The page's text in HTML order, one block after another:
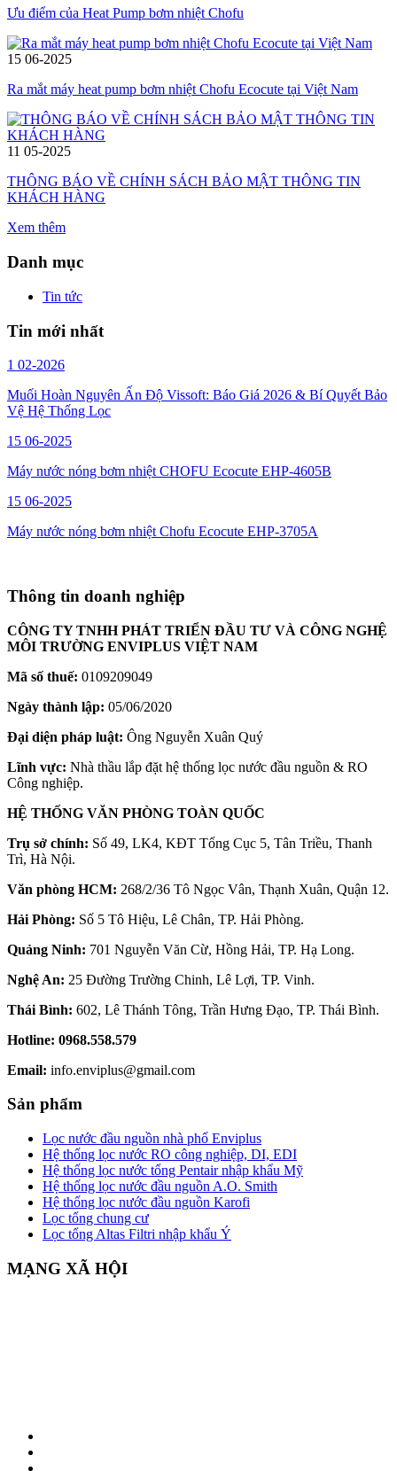
Ưu điểm của Heat Pump bơm nhiệt Chofu
15 06-2025
Ra mắt máy heat pump bơm nhiệt Chofu Ecocute tại Việt Nam
11 05-2025
THÔNG BÁO VỀ CHÍNH SÁCH BẢO MẬT THÔNG TIN
KHÁCH HÀNG
Xem thêm
Danh mục
Tin tức
Tin mới nhất
1 02-2026
Muối Hoàn Nguyên Ấn Độ Vissoft: Báo Giá 2026 & Bí Quyết Bảo
Vệ Hệ Thống Lọc
15 06-2025
Máy nước nóng bơm nhiệt CHOFU Ecocute EHP-4605B
15 06-2025
Máy nước nóng bơm nhiệt Chofu Ecocute EHP-3705A
Thông tin doanh nghiệp
CÔNG TY TNHH PHÁT TRIỂN ĐẦU TƯ VÀ CÔNG NGHỆ
MÔI TRƯỜNG ENVIPLUS VIỆT NAM
Mã số thuế: 0109209049
Ngày thành lập: 05/06/2020
Đại diện pháp luật: Ông Nguyễn Xuân Quý
Lĩnh vực: Nhà thầu lắp đặt hệ thống lọc nước đầu nguồn & RO
Công nghiệp.
HỆ THỐNG VĂN PHÒNG TOÀN QUỐC
Trụ sở chính: Số 49, LK4, KĐT Tổng Cục 5, Tân Triều, Thanh
Trì, Hà Nội.
Văn phòng HCM: 268/2/36 Tô Ngọc Vân, Thạnh Xuân, Quận 12.
Hải Phòng: Số 5 Tô Hiệu, Lê Chân, TP. Hải Phòng.
Quảng Ninh: 701 Nguyễn Văn Cừ, Hồng Hải, TP. Hạ Long.
Nghệ An: 25 Đường Trường Chinh, Lê Lợi, TP. Vinh.
Thái Bình: 602, Lê Thánh Tông, Trần Hưng Đạo, TP. Thái Bình.
Hotline: 0968.558.579
Email: info.enviplus@gmail.com
Sản phẩm
Lọc nước đầu nguồn nhà phố Enviplus
Hệ thống lọc nước RO công nghiệp, DI, EDI
Hệ thống lọc nước tổng Pentair nhập khẩu Mỹ
Hệ thống lọc nước đầu nguồn A.O. Smith
Hệ thống lọc nước đầu nguồn Karofi
Lọc tổng chung cư
Lọc tổng Altas Filtri nhập khẩu Ý
MẠNG XÃ HỘI